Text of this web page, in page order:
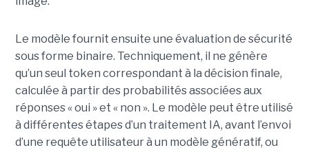
Le modèle fournit ensuite une évaluation de sécurité
sous forme binaire. Techniquement, il ne génère
qu’un seul token correspondant à la décision finale,
calculée à partir des probabilités associées aux
réponses « oui » et « non ». Le modèle peut être utilisé
à différentes étapes d’un traitement IA, avant l’envoi
d’une requête utilisateur à un modèle génératif, ou